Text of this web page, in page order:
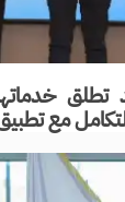
خدماتها
مع